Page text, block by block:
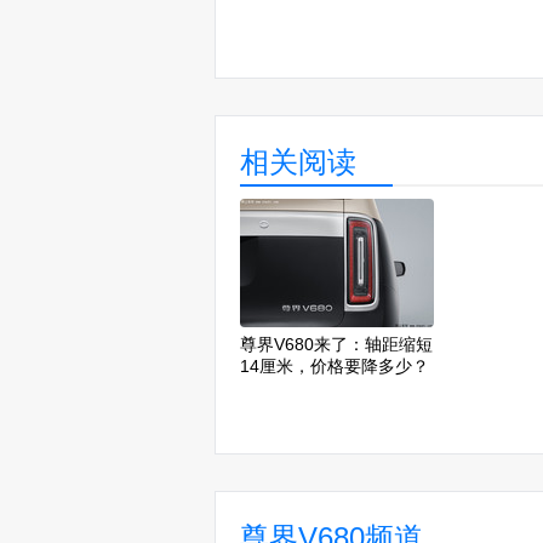
相关阅读
尊界V680来了：轴距缩短
14厘米，价格要降多少？